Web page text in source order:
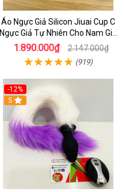
Áo Ngực Giả Silicon Jiuai Cup C
Ngực Giả Tự Nhiên Cho Nam Giả
Gái, Drag Queen
1.890.000₫ 2.147.000₫
(919)
-12%
5